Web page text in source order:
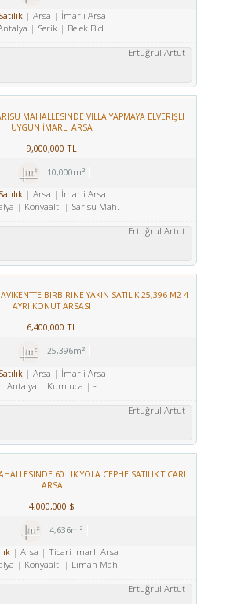
Satılık Arsa
İmarli Arsa
Serik Belek Bld.
Ertuğrul Artut
MAHALLESINDE VILLA YAPMAYA ELVERIŞLI
UYGUN İMARLI ARSA
9,000,000 TL
10,000m²
Satılık Arsa
İmarli Arsa
Konyaaltı Sarısu Mah.
Ertuğrul Artut
BIRBIRINE YAKIN SATILIK 25,396 M2 4
AYRI KONUT ARSASI
6,400,000 TL
25,396m²
Satılık Arsa
İmarli Arsa
Antalya
Kumluca -
Ertuğrul Artut
60 LIK YOLA CEPHE SATILIK TICARI
ARSA
4,000,000 $
4,636m²
Arsa
Ticari İmarlı Arsa
Konyaaltı Liman Mah.
Ertuğrul Artut